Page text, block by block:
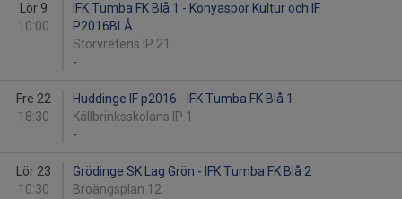
Lör 9
10:00
IFK Tumba FK Blå 1 - Konyaspor Kultur och IF
P2016BLÅ
Storvretens IP 21
-
Fre 22
18:30
Huddinge IF p2016 - IFK Tumba FK Blå 1
Källbrinksskolans IP 1
-
Lör 23
10:30
Grödinge SK Lag Grön - IFK Tumba FK Blå 2
Broängsplan 12